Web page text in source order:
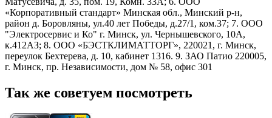
«Корпоративный стандарт» Минская обл., Минский р-н,
район д. Боровляны, ул.40 лет Победы, д.27/1, ком.37; 7. ООО
"Электросервис и Ко" г. Минск, ул. Чернышевского, 10А,
к.412АЗ; 8. ООО «БЭСТКЛИМАТТОРГ», 220021, г. Минск,
переулок Бехтерева, д. 10, кабинет 1316. 9. ЗАО Патио 220005,
г. Минск, пр. Независимости, дом № 58, офис 301
Так же советуем посмотреть